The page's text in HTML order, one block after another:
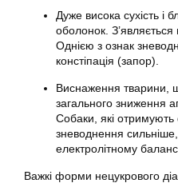
Дуже висока сухість і
оболонок. З’являється
Однією з ознак
констіпація (запор).
Виснаження тварини,
загального зниження
Собаки, які отримують
зневоднення
електролітному
Важкі форми нецукрового